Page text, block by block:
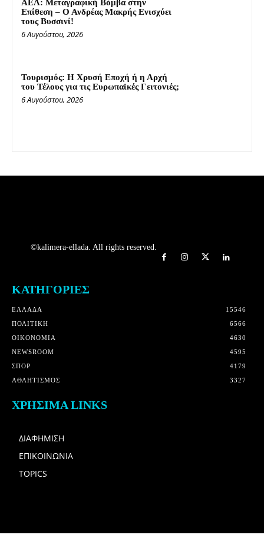
ΑΕΛ: Μεταγραφική Βόμβα στην
Επίθεση – Ο Ανδρέας Μακρής Ενισχύει
τους Βυσσινί!
6 Αυγούστου, 2026
Τουρισμός: Η Χρυσή Εποχή ή η Αρχή
του Τέλους για τις Ευρωπαϊκές Γειτονιές;
6 Αυγούστου, 2026
©kalimera-ellada. All rights reserved.
ΚΑΤΗΓΟΡΙΕΣ
ΕΛΛΑΔΑ
15546
ΠΟΛΙΤΙΚΗ
6566
OIKONOMIA
4630
NEWSROOM
4595
ΣΠΟΡ
4179
ΑΘΛΗΤΙΣΜΟΣ
3327
ΧΡΗΣΙΜΑ LINKS
ΔΙΑΦΗΜΙΣΗ
ΕΠΙΚΟΙΝΩΝΙΑ
TOPICS